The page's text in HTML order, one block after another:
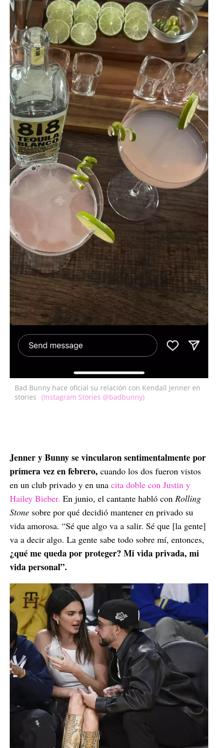
Bad Bunny hace oficial su relación con Kendall Jenner en
stories (Instagram Stories @badbunny)
Jenner y Bunny se vincularon sentimentalmente por
primera vez en febrero, cuando los dos fueron vistos
en un club privado y en una cita doble con Justin y
Hailey Bieber. En junio, el cantante habló con Rolling
Stone sobre por qué decidió mantener en privado su
vida amorosa. “Sé que algo va a salir. Sé que [la gente]
va a decir algo. La gente sabe todo sobre mí, entonces,
¿qué me queda por proteger? Mi vida privada, mi
vida personal”.